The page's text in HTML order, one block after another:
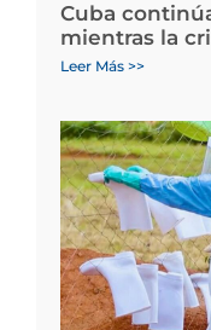
Cuba
mientras la
Leer Más >>